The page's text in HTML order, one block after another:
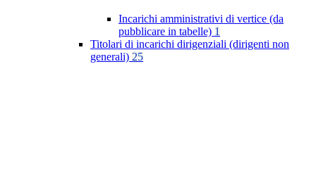
Incarichi amministrativi di vertice (da
pubblicare in tabelle) 1
Titolari di incarichi dirigenziali (dirigenti non
generali) 25